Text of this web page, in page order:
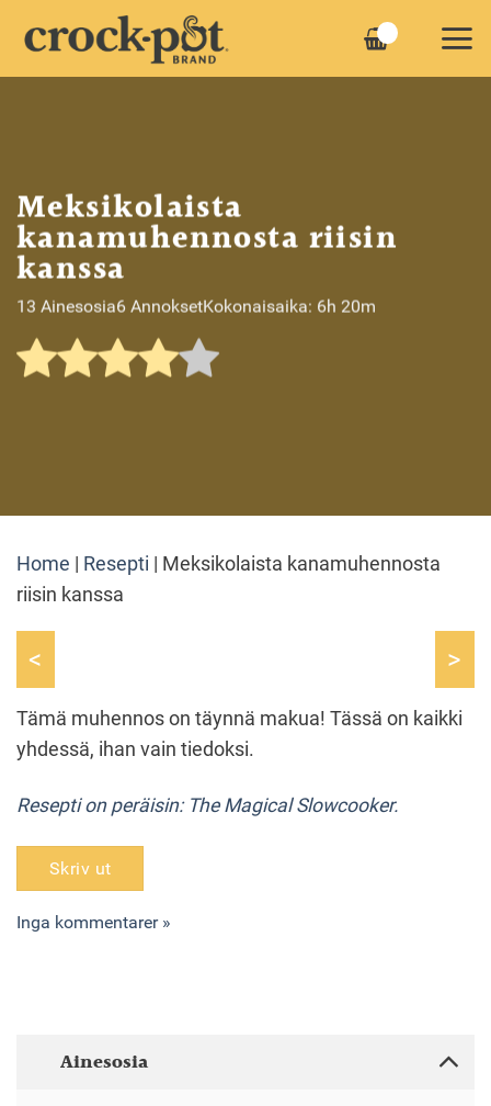
Meksikolaista
kanamuhennosta riisin
kanssa
13 Ainesosia6 AnnoksetKokonaisaika: 6h 20m
Home Resepti
Meksikolaista kanamuhennosta
riisin kanssa
< >
Tämä muhennos on täynnä makua! Tässä on kaikki
yhdessä, ihan vain tiedoksi.
Resepti on peräisin: The Magical Slowcooker.
Skriv ut
Inga kommentarer »
Ainesosia